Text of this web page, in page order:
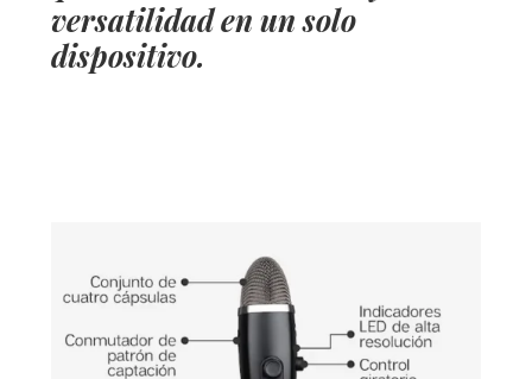
versatilidad en un solo
dispositivo.